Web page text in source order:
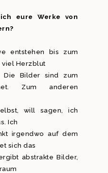
eure Werke von
entstehen bis zum
viel Herzblut
Die Bilder sind zum
Zum anderen
will sagen, ich
Ich
irgendwo auf dem
sich das
abstrakte Bilder,